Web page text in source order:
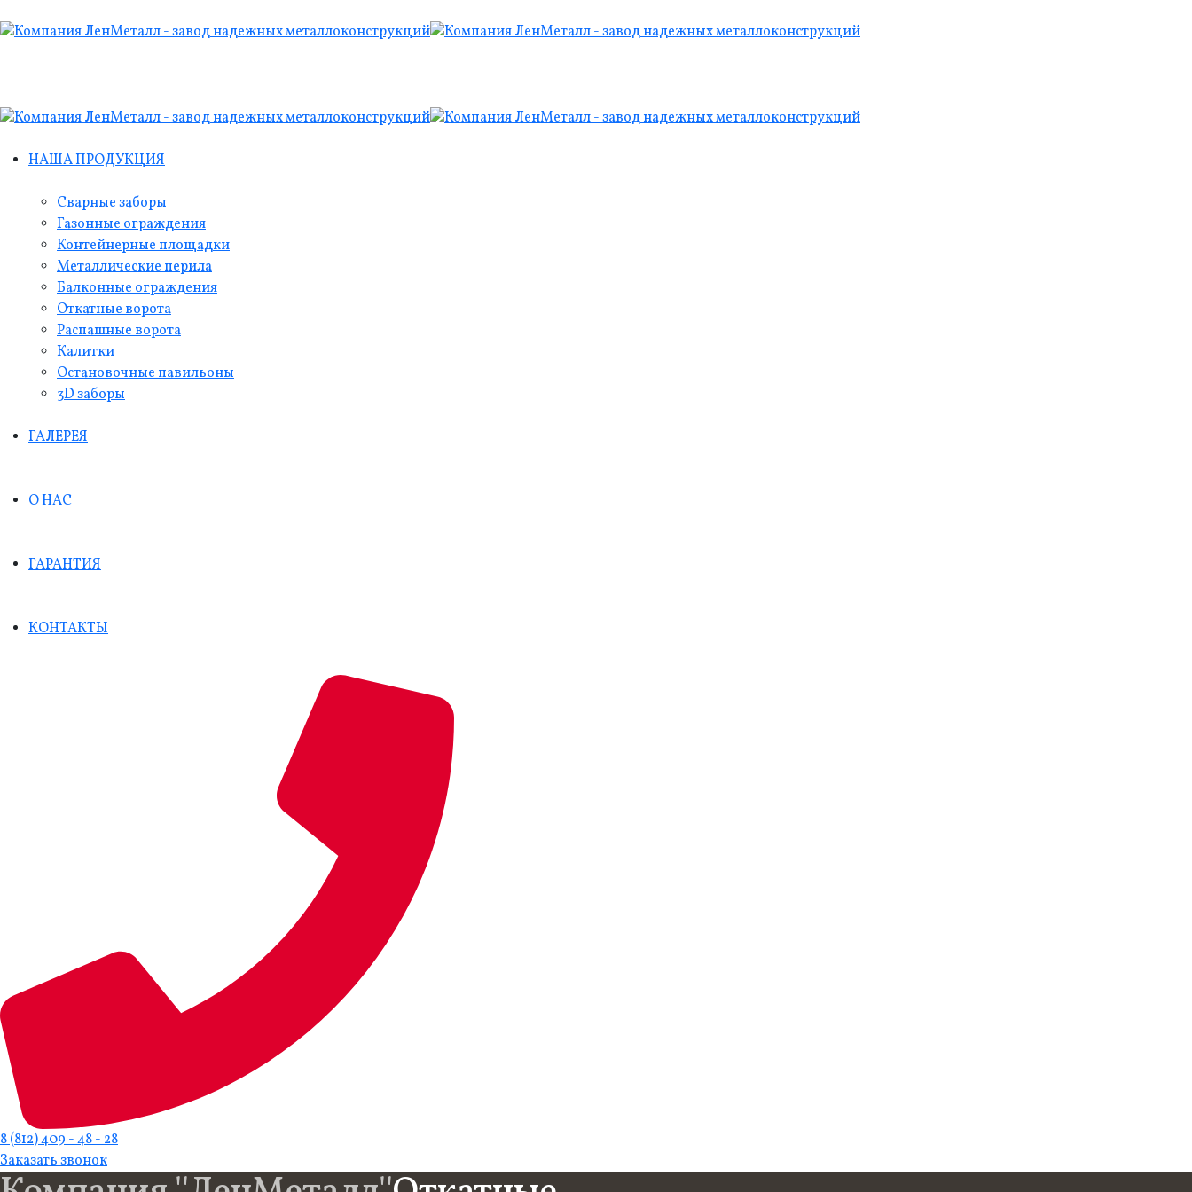
НАША ПРОДУКЦИЯ
Сварные заборы
Газонные ограждения
Контейнерные площадки
Металлические перила
Балконные ограждения
Откатные ворота
Распашные ворота
Калитки
Остановочные павильоны
3D заборы
ГАЛЕРЕЯ
О НАС
ГАРАНТИЯ
КОНТАКТЫ
8 (812) 409 - 48 - 28
Заказать звонок